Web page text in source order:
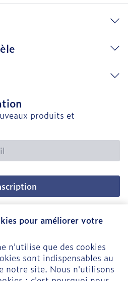
pour améliorer votre
n'utilise que des cookies
sont indispensables au
notre site. Nous n'utilisons
produits et
vous abonnez à notre
politique de confidentialité